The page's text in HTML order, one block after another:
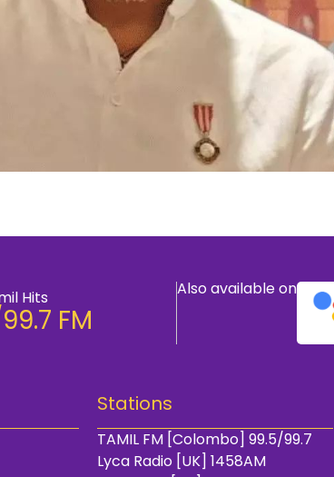
Hits
FM
Also available on
Stations
TAMIL FM [Colombo] 99.5/99.7
Lyca Radio [UK] 1458AM